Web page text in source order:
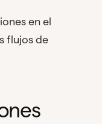
en el
flujos de